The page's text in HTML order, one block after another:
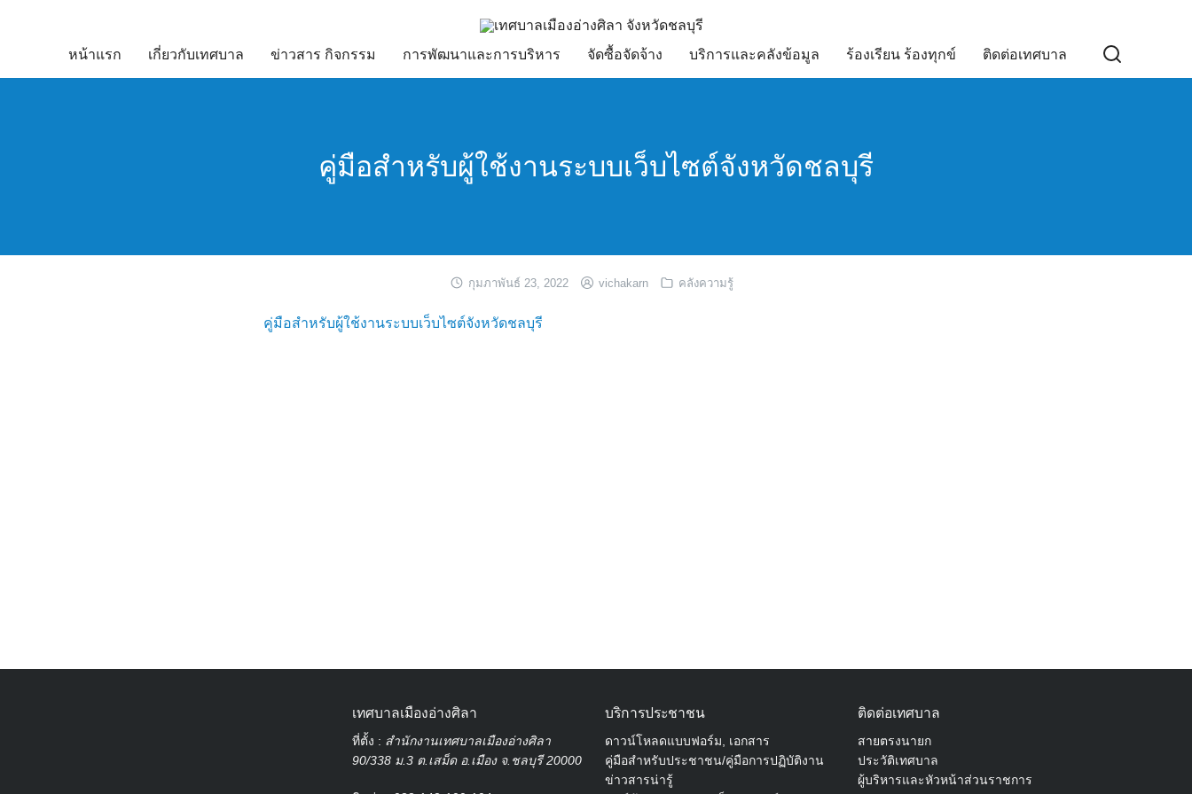
หน้าแรก เกี่ยวกับเทศบาล ข่าวสาร กิจกรรม การพัฒนาและการบริหาร จัดซื้อจัดจ้าง บริการและคลังข้อมูล ร้องเรียน ร้องทุกข์ ติดต่อเทศบาล
คู่มือสำหรับผู้ใช้งานระบบเว็บไซต์จังหวัดชลบุรี
กุมภาพันธ์ 23, 2022 vichakarn คลังความรู้
คู่มือสำหรับผู้ใช้งานระบบเว็บไซต์จังหวัดชลบุรี
เทศบาลเมืองอ่างศิลา
ที่ตั้ง : สำนักงานเทศบาลเมืองอ่างศิลา
90/338 ม.3 ต.เสม็ด อ.เมือง จ.ชลบุรี 20000
บริการประชาชน
ดาวน์โหลดแบบฟอร์ม, เอกสาร
คู่มือสำหรับประชาชน/คู่มือการปฏิบัติงาน
ข่าวสารน่ารู้
ติดต่อเทศบาล
สายตรงนายก
ประวัติเทศบาล
ผู้บริหารและหัวหน้าส่วนราชการ